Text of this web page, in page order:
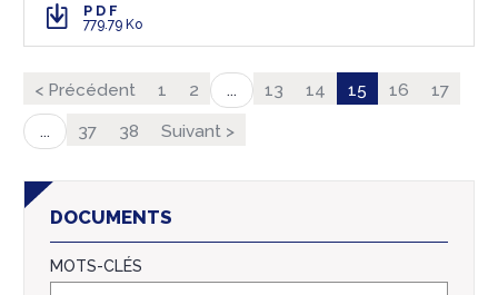
PDF
779.79 Ko
< Précédent 1 2 ... 13 14 15 16 17
... 37 38 Suivant >
DOCUMENTS
MOTS-CLÉS